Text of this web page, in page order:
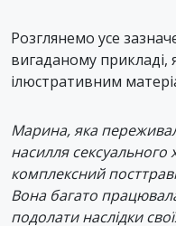
Розглянемо усе
вигаданому прикладі,
ілюстративним
Марина, яка
насилля сексуального
комплексний
Вона багато
подолати наслідки